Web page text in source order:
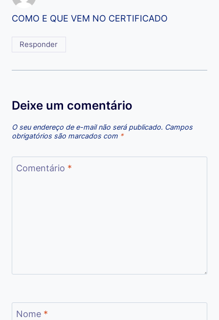
COMO E QUE VEM NO CERTIFICADO
Responder
Deixe um comentário
O seu endereço de e-mail não será publicado. Campos
obrigatórios são marcados com *
Comentário *
Nome *